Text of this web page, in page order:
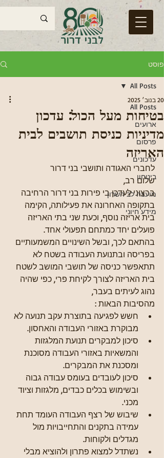
פוסט
All Posts
ארועים
פרסום
עדכונים
ביטחון
מועצה לב השרון
מידע חיוני
All Posts
בטיחות מעל הכול: עדכון
מדיניות כניסת תושבים לבית
האריזה
20 בנוב׳ 2025
לחברי האגודה ותושבי בני דרור
שלום רב,
ברצוני לעדכן בי פירות בני דרור הרחיבה
בתקופה האחרונה את פעילותה, הקימה
בית אריזה נוסף, וכעת שני בתי האריזה
פועלים יחד כמתחם תפעולי אחד.
בהתאם לכך, ובשל השינויים המשמעותיים
בפריסה ובתנועת העבודה בשטח לא
תתאפשר כניסה של תושבי המושב לשטח
בית האריזה לצורך לקיחת פרי, כפי שהיה
נהוג לעיתים בעבר,
מהסיבות הבאות :
חשש לפגיעה בתוצרת עקב תנועה לא
מבוקרת באזורי העבודה והאחסון.
סיכון למבקרים תנועת המלגזות
והמשאיות באזורי העבודה מסוכנת
ומסכנת את המבקרים.
סיכון לעובדים בעומס עבודה גבוה
ובשימוש בכלים כבדים, מלגזות וציוד
מכני.
שיבוש של רצף העבודה העומד תחת
עמידה בתקנים והתחייבויות מול
מגדלים ולקוחות.
נשתדל למצוא פתרון ולהוציא מבלי